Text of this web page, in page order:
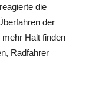
die
der
Halt finden
Radfahrer